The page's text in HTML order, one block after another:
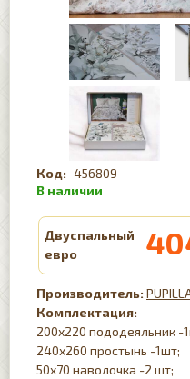
456809
Двуспальный
евро
Комплектация:
200х220 пододеяльник -
240х260 простынь -1шт;
50х70 наволочка -2 шт;